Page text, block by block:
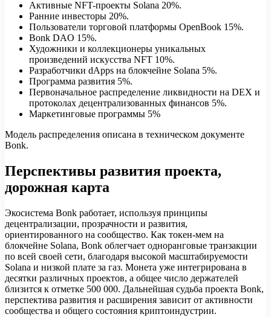
Активные NFT-проекты Solana 20%.
Ранние инвесторы 20%.
Пользователи торговой платформы OpenBook 15%.
Bonk DAO 15%.
Художники и коллекционеры уникальных
произведений искусства NFT 10%.
Разработчики dApps на блокчейне Solana 5%.
Программа развития 5%.
Первоначальное распределение ликвидности на DEX и
протоколах децентрализованных финансов 5%.
Маркетинговые программы 5%
Модель распределения описана в техническом документе
Bonk.
Перспективы развития проекта,
дорожная карта
Экосистема Bonk работает, используя принципы
децентрализации, прозрачности и развития,
ориентированного на сообщество. Как токен-мем на
блокчейне Solana, Bonk облегчает одноранговые транзакции
по всей своей сети, благодаря высокой масштабируемости
Solana и низкой плате за газ. Монета уже интегрирована в
десятки различных проектов, а общее число держателей
близится к отметке 500 000. Дальнейшая судьба проекта Bonk,
перспектива развития и расширения зависит от активности
сообщества и общего состояния криптоиндустрии.